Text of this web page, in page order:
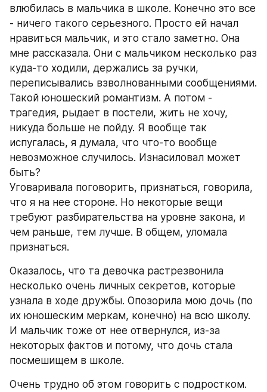
влюбилась в мальчика в школе. Конечно это все
- ничего такого серьезного. Просто ей начал
нравиться мальчик, и это стало заметно. Она
мне рассказала. Они с мальчиком несколько раз
куда-то ходили, держались за ручки,
переписывались взволнованными сообщениями.
Такой юношеский романтизм. А потом -
трагедия, рыдает в постели, жить не хочу,
никуда больше не пойду. Я вообще так
испугалась, я думала, что что-то вообще
невозможное случилось. Изнасиловал может
быть?
Уговаривала поговорить, признаться, говорила,
что я на нее стороне. Но некоторые вещи
требуют разбирательства на уровне закона, и
чем раньше, тем лучше. В общем, уломала
признаться.
Оказалось, что та девочка растрезвонила
несколько очень личных секретов, которые
узнала в ходе дружбы. Опозорила мою дочь (по
их юношеским меркам, конечно) на всю школу.
И мальчик тоже от нее отвернулся, из-за
некоторых фактов и потому, что дочь стала
посмешищем в школе.
Очень трудно об этом говорить с подростком.